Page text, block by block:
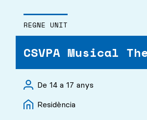
REGNE UNIT
CSVPA Musical
De 14 a 17 anys
Residència